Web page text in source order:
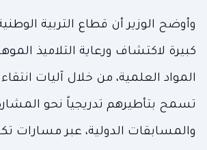
وأوضح الوزير أن قطاع التربية
كبيرة لاكتشاف ورعاية التلاميذ
المواد العلمية، من خلال آليات
تسمح بتأطيرهم تدريجياً نحو
والمسابقات الدولية، عبر